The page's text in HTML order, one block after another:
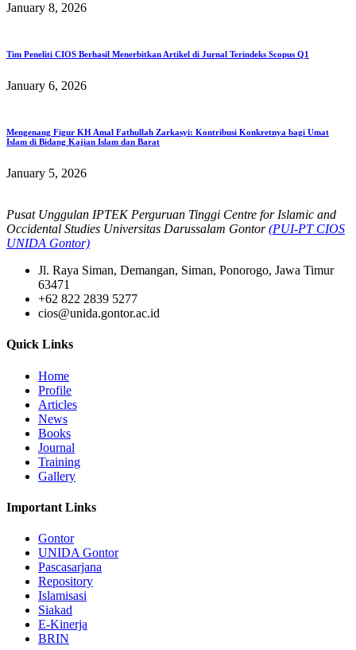
January 8, 2026
Tim Peneliti CIOS Berhasil Menerbitkan Artikel di Jurnal Terindeks Scopus Q1
January 6, 2026
Mengenang Figur KH Amal Fathullah Zarkasyi: Kontribusi Konkretnya bagi Umat
Islam di Bidang Kajian Islam dan Barat
January 5, 2026
Pusat Unggulan IPTEK Perguruan Tinggi Centre for Islamic and
Occidental Studies Universitas Darussalam Gontor(PUI-PT CIOS
UNIDA Gontor)
Jl. Raya Siman, Demangan, Siman, Ponorogo, Jawa Timur
63471
+62 822 2839 5277
cios@unida.gontor.ac.id
Quick Links
Home
Profile
Articles
News
Books
Journal
Training
Gallery
Important Links
Gontor
UNIDA Gontor
Pascasarjana
Repository
Islamisasi
Siakad
E-Kinerja
BRIN